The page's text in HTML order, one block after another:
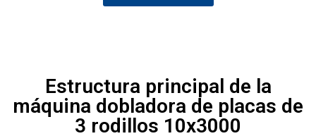
Estructura principal de la
máquina dobladora de placas de
3 rodillos 10x3000